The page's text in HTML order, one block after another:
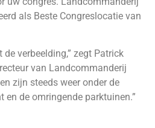
als Beste Congreslocatie van
de verbeelding,” zegt Patrick
van Landcommanderij
zijn steeds weer onder de
en de omringende parktuinen.”